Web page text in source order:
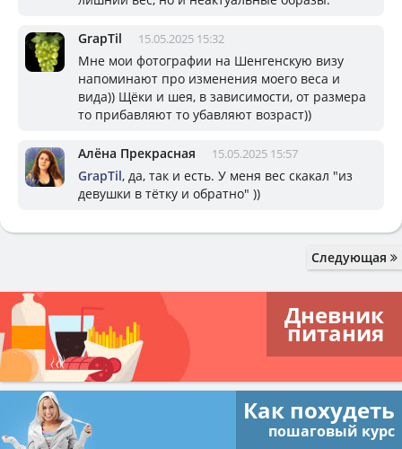
GrapTil 15.05.2025 15:32
Мне мои фотографии на Шенгенскую визу
напоминают про изменения моего веса и
вида)) Щёки и шея, в зависимости, от размера
то прибавляют то убавляют возраст))
Алёна Прекрасная 15.05.2025 15:57
GrapTil, да, так и есть. У меня вес скакал "из
девушки в тётку и обратно" ))
Следующая
Дневник
питания
Как похудеть
пошаговый курс